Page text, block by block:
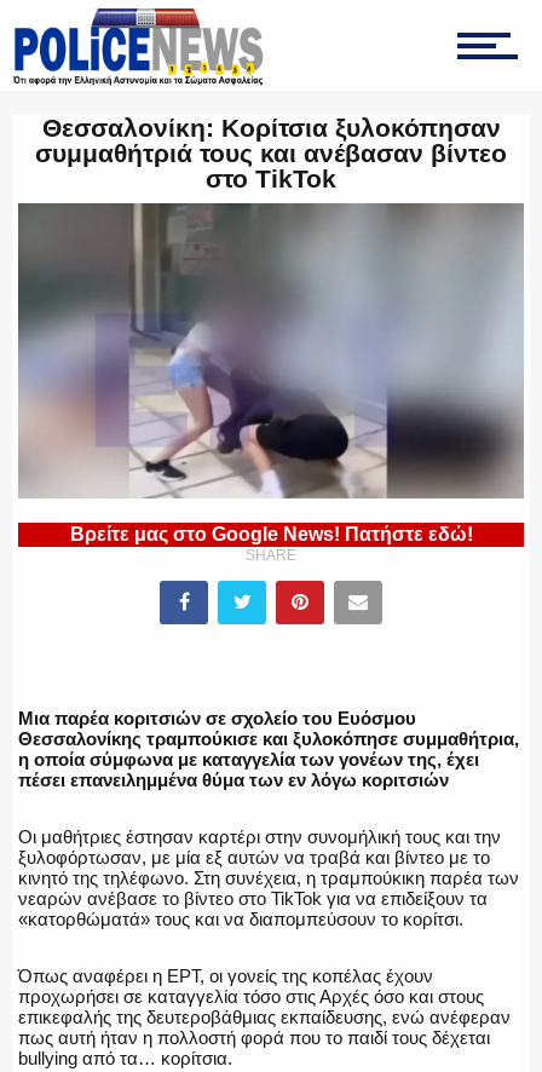
ΤΡΟΧΑΙΑ
ΟΠΚΕ
ΥΑΤ/ΥΜΕΤ
ΠΥΡΟΣΒΕΣΤΙΚΗ
ΛΙΜΕΝΙΚΟ
ΕΝΟΠΛΕΣ ΔΥΝΑΜΕΙΣ
Θεσσαλονίκη: Κορίτσια ξυλοκόπησαν
συμμαθήτριά τους και ανέβασαν βίντεο
στο TikTok
Βρείτε μας στο Google News! Πατήστε εδώ!
SHARE
Μια παρέα κοριτσιών σε σχολείο του Ευόσμου
Θεσσαλονίκης τραμπούκισε και ξυλοκόπησε συμμαθήτρια,
η οποία σύμφωνα με καταγγελία των γονέων της, έχει
πέσει επανειλημμένα θύμα των εν λόγω κοριτσιών
Οι μαθήτριες έστησαν καρτέρι στην συνομήλική τους και την
ξυλοφόρτωσαν, με μία εξ αυτών να τραβά και βίντεο με το
κινητό της τηλέφωνο. Στη συνέχεια, η τραμπούκικη παρέα των
νεαρών ανέβασε το βίντεο στο TikTok για να επιδείξουν τα
«κατορθώματά» τους και να διαπομπεύσουν το κορίτσι.
Όπως αναφέρει η ΕΡΤ, οι γονείς της κοπέλας έχουν
προχωρήσει σε καταγγελία τόσο στις Αρχές όσο και στους
επικεφαλής της δευτεροβάθμιας εκπαίδευσης, ενώ ανέφεραν
πως αυτή ήταν η πολλοστή φορά που το παιδί τους δέχεται
bullying από τα… κορίτσια.